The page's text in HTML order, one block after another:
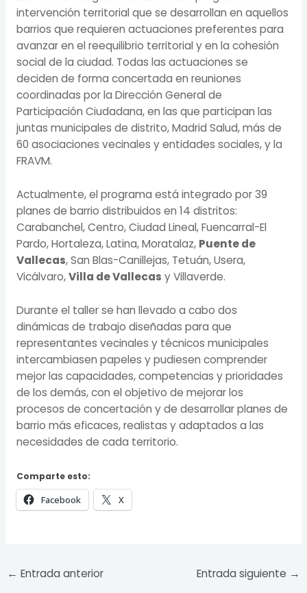
intervención territorial que se desarrollan en aquellos
barrios que requieren actuaciones preferentes para
avanzar en el reequilibrio territorial y en la cohesión
social de la ciudad. Todas las actuaciones se
deciden de forma concertada en reuniones
coordinadas por la Dirección General de
Participación Ciudadana, en las que participan las
juntas municipales de distrito, Madrid Salud, más de
60 asociaciones vecinales y entidades sociales, y la
FRAVM.
Actualmente, el programa está integrado por 39
planes de barrio distribuidos en 14 distritos:
Carabanchel, Centro, Ciudad Lineal, Fuencarral-El
Pardo, Hortaleza, Latina, Moratalaz, Puente de
Vallecas, San Blas-Canillejas, Tetuán, Usera,
Vicálvaro,Villa de Vallecas y Villaverde.
Durante el taller se han llevado a cabo dos
dinámicas de trabajo diseñadas para que
representantes vecinales y técnicos municipales
intercambiasen papeles y pudiesen comprender
mejor las capacidades, competencias y prioridades
de los demás, con el objetivo de mejorar los
procesos de concertación y de desarrollar planes de
barrio más eficaces, realistas y adaptados a las
necesidades de cada territorio.
Comparte esto:
Facebook X
← Entrada anterior Entrada siguiente →